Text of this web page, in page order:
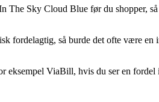
Sky Cloud Blue før du shopper,
fordelagtig, så burde det ofte være
ViaBill, hvis du ser en fordel